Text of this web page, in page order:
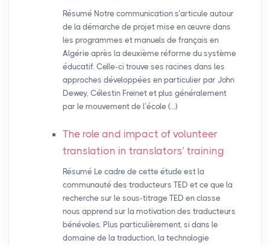
Résumé Notre communication s’articule autour
de la démarche de projet mise en œuvre dans
les programmes et manuels de français en
Algérie après la deuxième réforme du système
éducatif. Celle-ci trouve ses racines dans les
approches développées en particulier par John
Dewey, Célestin Freinet et plus généralement
par le mouvement de l’école (…)
The role and impact of volunteer
translation in translators’ training
Résumé Le cadre de cette étude est la
communauté des traducteurs TED et ce que la
recherche sur le sous-titrage TED en classe
nous apprend sur la motivation des traducteurs
bénévoles. Plus particulièrement, si dans le
domaine de la traduction, la technologie